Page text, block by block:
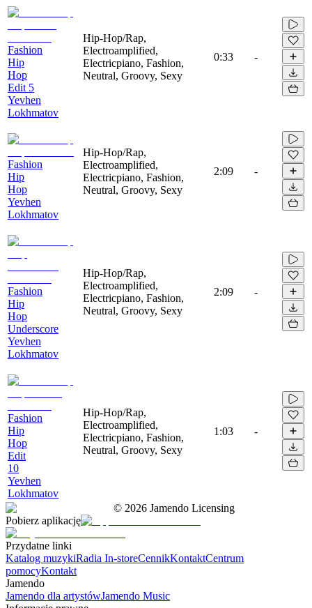
Fashion
Hip
Hop
Edit 5
Yevhen
Lokhmatov
Hip-Hop/Rap,
Electroamplified,
Electricpiano, Fashion,
Neutral, Groovy, Sexy
0:33 -
Fashion
Hip
Hop
Yevhen
Lokhmatov
Hip-Hop/Rap,
Electroamplified,
Electricpiano, Fashion,
Neutral, Groovy, Sexy
2:09 -
Fashion
Hip
Hop
Underscore
Yevhen
Lokhmatov
Hip-Hop/Rap,
Electroamplified,
Electricpiano, Fashion,
Neutral, Groovy, Sexy
2:09 -
Fashion
Hip
Hop
Edit
10
Yevhen
Lokhmatov
Hip-Hop/Rap,
Electroamplified,
Electricpiano, Fashion,
Neutral, Groovy, Sexy
1:03 -
© 2026 Jamendo Licensing
Pobierz aplikację
Przydatne linki
Katalog muzykiRadia In-storeCennikKontaktCentrum
pomocyKontakt
Jamendo
Jamendo dla artystówJamendo Music